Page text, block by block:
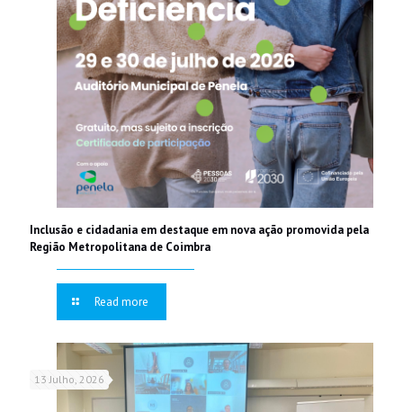
Inclusão e cidadania em destaque em nova ação promovida pela
Região Metropolitana de Coimbra
Read more
13 Julho, 2026